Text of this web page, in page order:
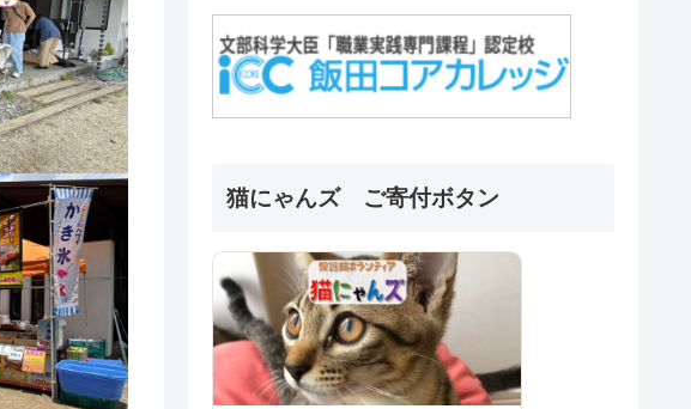
猫にゃんズ ご寄付ボタン